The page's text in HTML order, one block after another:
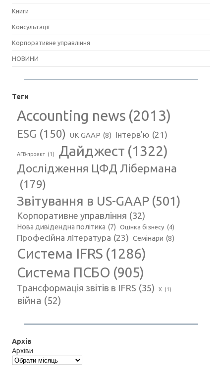
Книги
Консультації
Корпоративне управління
НОВИНИ
Теги
Accounting news (2013)
ESG (150) UK GAAP (8) Інтерв'ю (21)
АГВ-проект (1) Дайджест (1322)
Дослідження ЦФД Лібермана
(179)
Звітування в US-GAAP (501)
Корпоративне управління (32)
Нова дивідендна політика (7) Оцінка бізнесу (4)
Професійна література (23) Семінари (8)
Система IFRS (1286)
Система ПСБО (905)
Трансформація звітів в IFRS (35) Х (1)
війна (52)
Архів
Архіви